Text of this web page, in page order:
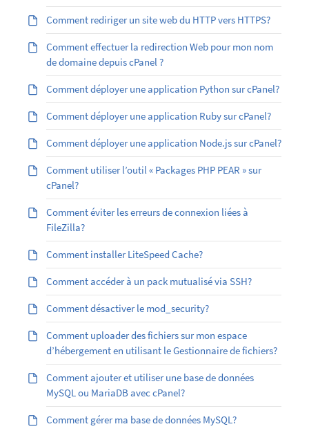
Comment rediriger un site web du HTTP vers HTTPS?
Comment effectuer la redirection Web pour mon nom
de domaine depuis cPanel ?
Comment déployer une application Python sur cPanel?
Comment déployer une application Ruby sur cPanel?
Comment déployer une application Node.js sur cPanel?
Comment utiliser l’outil « Packages PHP PEAR » sur
cPanel?
Comment éviter les erreurs de connexion liées à
FileZilla?
Comment installer LiteSpeed Cache?
Comment accéder à un pack mutualisé via SSH?
Comment désactiver le mod_security?
Comment uploader des fichiers sur mon espace
d’hébergement en utilisant le Gestionnaire de fichiers?
Comment ajouter et utiliser une base de données
MySQL ou MariaDB avec cPanel?
Comment gérer ma base de données MySQL?